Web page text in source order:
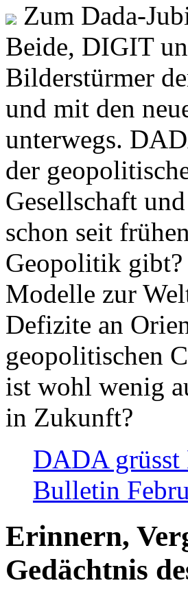
Zum Dada-
Beide, DIGIT
Bilderstürmer
und mit den
unterwegs.
der
Gesellschaft
schon seit
Geopolitik gibt?
Modelle zur
Defizite an
geopolitischen
ist wohl wenig
in Zukunft?
DADA
Bulletin
Erinnern,
Gedächtnis